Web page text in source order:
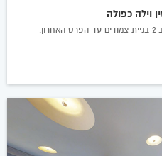
וילה כפולה